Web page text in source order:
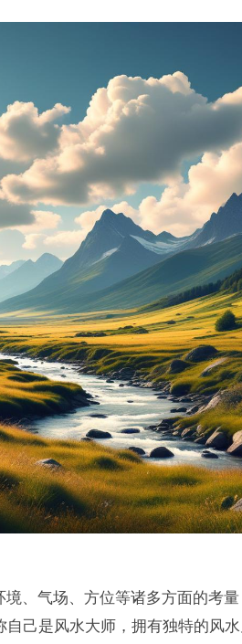
、气场、方位等诸多方面的考
己是风水大师，拥有独特的风水